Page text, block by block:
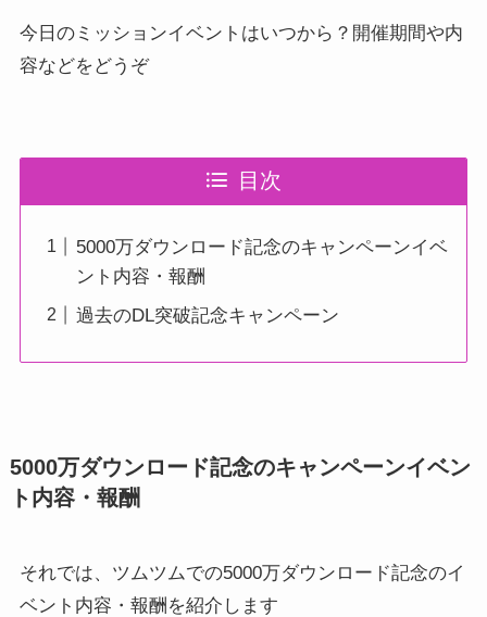
今日のミッションイベントはいつから？開催期間や内
容などをどうぞ
目次
5000万ダウンロード記念のキャンペーンイベ
ント内容・報酬
過去のDL突破記念キャンペーン
5000万ダウンロード記念のキャンペーンイベン
ト内容・報酬
それでは、ツムツムでの5000万ダウンロード記念のイ
ベント内容・報酬を紹介します